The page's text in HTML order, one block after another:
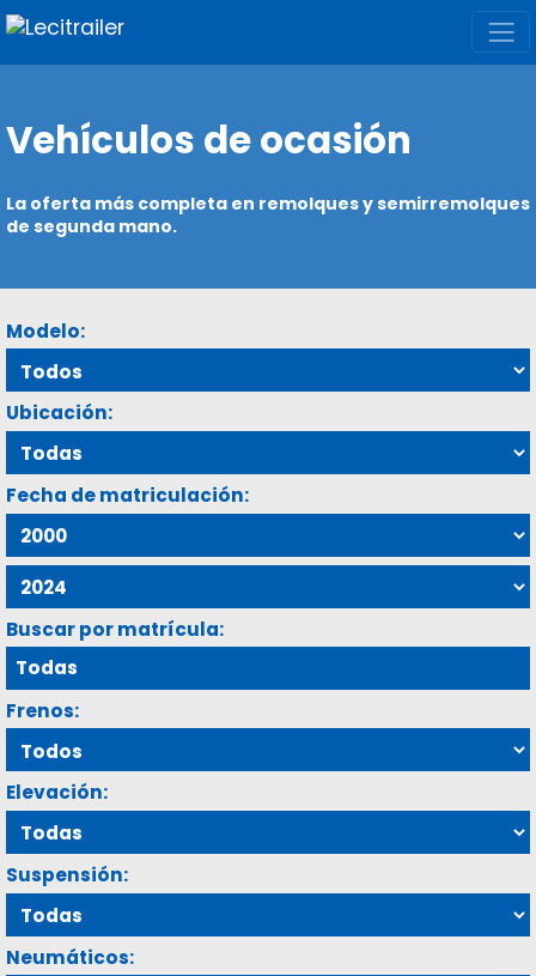
Vehículos de ocasión
La oferta más completa en remolques y semirremolques
de segunda mano.
Modelo:
Ubicación:
Fecha de matriculación:
Buscar por matrícula:
Frenos:
Elevación:
Suspensión:
Neumáticos: